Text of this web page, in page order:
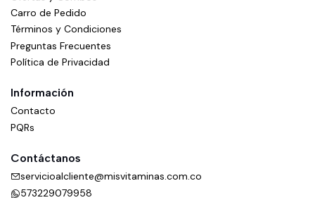
Carro de Pedido
Términos y Condiciones
Preguntas Frecuentes
Política de Privacidad
Información
Contacto
PQRs
Contáctanos
servicioalcliente@misvitaminas.com.co
573229079958